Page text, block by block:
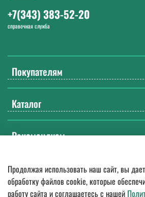
Покупателям
Каталог
Рекомендуем
+7(343) 383-52-20
справочная служба
© 2018 2026.
Оптовые поставки
и бытовой химии. Гарантия качества,
Продолжая использовать наш сайт, вы
обработку файлов cookie, которые
работу сайта и соглашаетесь с нашей